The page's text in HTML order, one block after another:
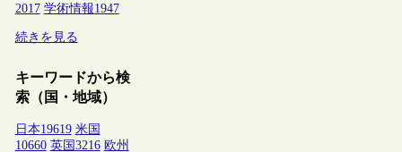
2017 学術情報1947
続きを見る
キーワードから検
索（国・地域）
日本19619 米国
10660 英国 3216 欧州